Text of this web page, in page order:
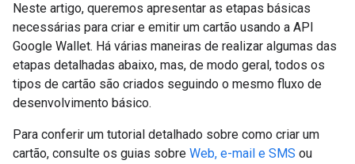
Neste artigo, queremos apresentar as etapas básicas
necessárias para criar e emitir um cartão usando a API
Google Wallet. Há várias maneiras de realizar algumas das
etapas detalhadas abaixo, mas, de modo geral, todos os
tipos de cartão são criados seguindo o mesmo fluxo de
desenvolvimento básico.
Para conferir um tutorial detalhado sobre como criar um
cartão, consulte os guias sobre Web, e-mail e SMS ou